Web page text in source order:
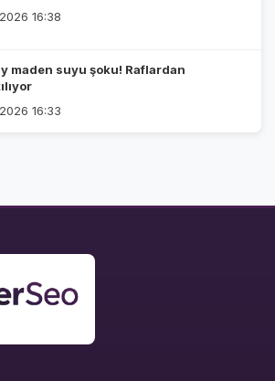
16:38
maden suyu şoku! Raflardan
16:33